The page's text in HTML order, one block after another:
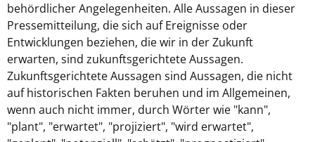
behördlicher Angelegenheiten. Alle Aussagen in dieser
Pressemitteilung, die sich auf Ereignisse oder
Entwicklungen beziehen, die wir in der Zukunft
erwarten, sind zukunftsgerichtete Aussagen.
Zukunftsgerichtete Aussagen sind Aussagen, die nicht
auf historischen Fakten beruhen und im Allgemeinen,
wenn auch nicht immer, durch Wörter wie "kann",
"plant", "erwartet", "projiziert", "wird erwartet",